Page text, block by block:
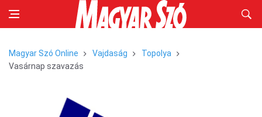
Magyar Szó Online Vajdaság
Topolya
Vasárnap szavazás